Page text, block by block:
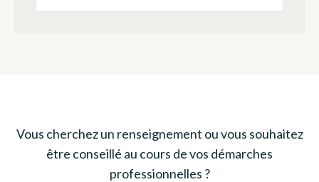
Vous cherchez un renseignement ou vous souhaitez
être conseillé au cours de vos démarches
professionnelles ?